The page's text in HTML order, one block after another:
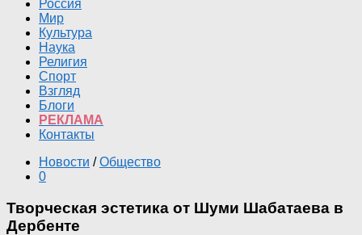
Россия
Мир
Культура
Наука
Религия
Спорт
Взгляд
Блоги
РЕКЛАМА
Контакты
Новости / Общество
0
Творческая эстетика от Шуми Шабатаева в
Дербенте